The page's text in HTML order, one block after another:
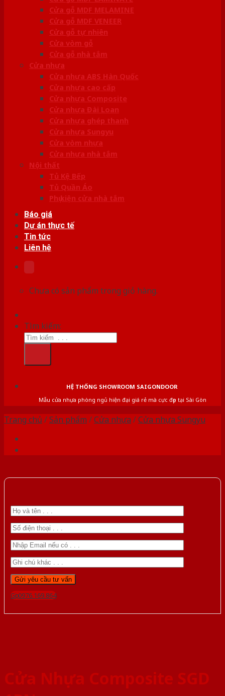
Cửa gỗ MDF MELAMINE
Cửa gỗ MDF VENEER
Cửa gỗ tự nhiên
Cửa vòm gỗ
Cửa gỗ nhà tắm
Cửa nhựa
Cửa nhựa ABS Hàn Quốc
Cửa nhựa cao cấp
Cửa nhựa Composite
Cửa nhựa Đài Loan
Cửa nhựa ghép thanh
Cửa nhựa Sungyu
Cửa vòm nhựa
Cửa nhựa nhà tắm
Nội thất
Tủ Kệ Bếp
Tủ Quần Áo
Phụ kiện cửa nhà tắm
Báo giá
Dự án thực tế
Tin tức
Liên hệ
Chưa có sản phẩm trong giỏ hàng.
Tìm kiếm:
HỆ THỐNG SHOWROOM SAIGONDOOR
Mẫu cửa nhựa phòng ngủ hiện đại giá rẻ mà cực đẹp tại Sài Gòn
Trang chủ /Sản phẩm /Cửa nhựa /Cửa nhựa Sungyu
Gọi 0976.169.864
Cửa Nhựa Composite SGD